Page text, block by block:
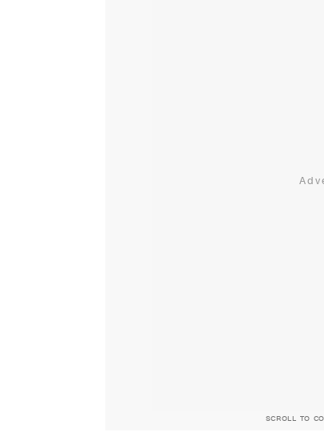
SCROLL TO